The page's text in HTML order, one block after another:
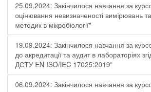
25.09.2024: Закінчилося навчання за
оцінювання невизначеності вимірювань та
методик в мікробіології"
19.09.2024: Закінчилося навчання за
до акредитації та аудит в лабораторіях
ДСТУ EN ISO/IEC 17025:2019"
06.09.2024: Закінчилося навчання за